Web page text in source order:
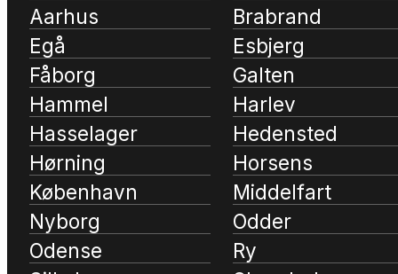
Aarhus
Brabrand
Egå
Esbjerg
Fåborg
Galten
Hammel
Harlev
Hasselager
Hedensted
Hørning
Horsens
København
Middelfart
Nyborg
Odder
Odense
Ry